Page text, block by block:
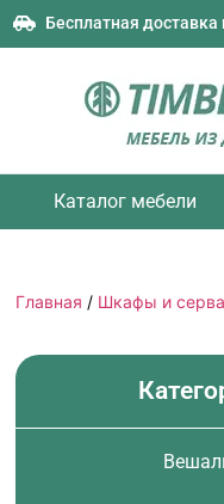
Бесплатная доставка
Каталог мебели
Главная / Шкафы и